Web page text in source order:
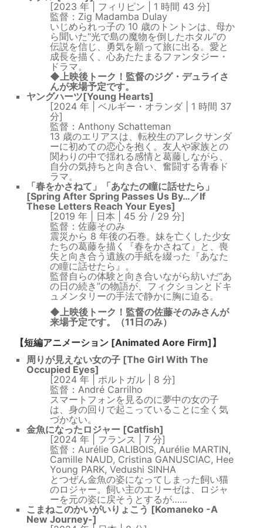
[2023 年 | フィリピン | 1 時間 43 分]
監督：Zig Madamba Dulay
いじめられっ子の 10 歳のトントンは、母か
ら聞いた“光で島の魔物を倒したホタル”の
伝説を信じ、勇気を願って旅に出る。愛と
成長を描く、心あたたまるファンタジー・
ドラマ。
◆上映後トーク！監督のジグ・デュライさ
んが来場予定です。
ヤングハーツ[Young Hearts]
[2024 年 | ベルギー・オランダ | 1 時間 37
分]
監督：Anthony Schatteman
13 歳のエリアスは、転校生のアレクサンダ
ーに初めての恋心を抱く。友人や家族との
関わりの中で揺れる感情と葛藤しながら、
自分の気持ちと向き合い、奮闘する青春ド
ラマ。
「春をかさねて」「あなたの瞳に話せたら」
[Spring After Spring Passes Us By…／If
These Letters Reach Your Eyes]
[2019 年 | 日本 | 45 分 / 29 分]
監督：佐藤そのみ
震災から 8 年後の石巻。妹を亡くした少女
たちの葛藤を描く『春をかさねて』と、喪
失と向き合う遺族の手紙を綴った『あなた
の瞳に話せたら』。
監督自らの体験と向き合いながら紡いだ“あ
の日の続き”の物語が、フィクションとドキ
ュメンタリーの手法で静かに胸に迫る。
◆上映後トーク！監督の佐藤そのみさんが
来場予定です。（11日のみ）
【短編アニメーション [Animated Aore Firm]】
周りが見えない女の子 [The Girl With The
Occupied Eyes]
[2024 年 | ポルトガル | 8 分]
監督：André Carrilho
スマートフォンを見るのに夢中の女の子
は、身の回りで起こっていることに全く気
づかない。
金魚になったロジャー [Catfish]
[2024 年 | フランス | 7 分]
監督：Aurélie GALIBOIS, Aurélie MARTIN,
Camille NAUD, Cristina GANUSCIAC, Hee
Young PARK, Vedushi SINHA
とつぜん金魚の姿になってしまった飼い猫
のロジャー。飼い主のエリーゼは、ロジャ
ーを元の姿に戻そうとするが……
こまねこのかいがいりょこう [Komaneko -A
New Journey-]